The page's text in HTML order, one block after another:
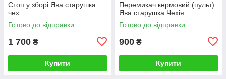
Стоп у зборі Ява старушка
чех
Готово до відправки
1 700 ₴
Купити
Перемикач кермовий (пульт)
Ява старушка Чехія
Готово до відправки
900 ₴
Купити